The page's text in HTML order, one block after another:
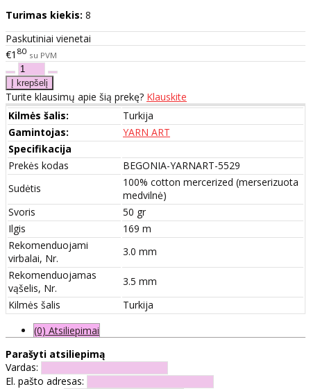
Turimas kiekis: 8
Paskutiniai vienetai
€1 80 su PVM
Turite klausimų apie šią prekę? Klauskite
Kilmės šalis:
Turkija
Gamintojas:
YARN ART
Specifikacija
Prekės kodas
BEGONIA-YARNART-5529
Sudėtis
100% cotton mercerized (merserizuota
medvilnė)
Svoris
50 gr
Ilgis
169 m
Rekomenduojami
virbalai, Nr.
3.0 mm
Rekomenduojamas
vąšelis, Nr.
3.5 mm
Kilmės šalis
Turkija
(0) Atsiliepimai
Parašyti atsiliepimą
Vardas:
El. pašto adresas: